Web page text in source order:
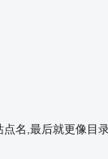
名,最后就更像